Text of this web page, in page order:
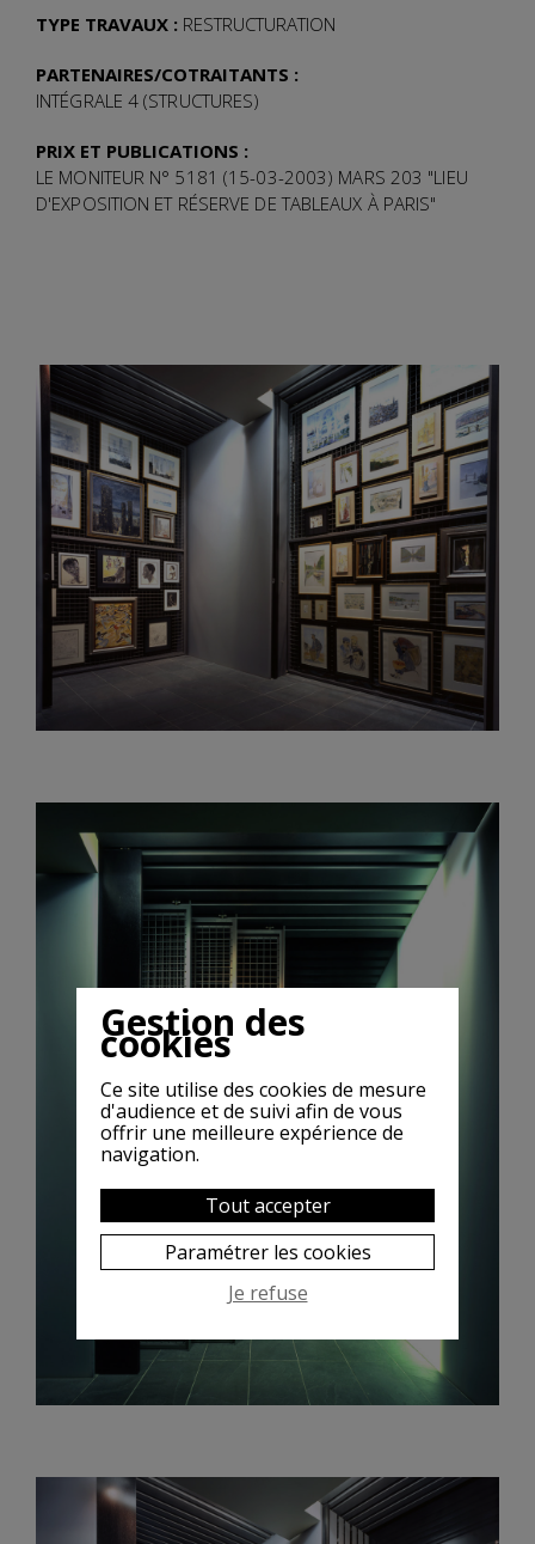
TYPE TRAVAUX : RESTRUCTURATION
PARTENAIRES/COTRAITANTS :
INTÉGRALE 4 (STRUCTURES)
PRIX ET PUBLICATIONS :
LE MONITEUR N° 5181 (15-03-2003) MARS 203 "LIEU
D'EXPOSITION ET RÉSERVE DE TABLEAUX À PARIS"
Gestion des
cookies
Ce site utilise des cookies de mesure
d'audience et de suivi afin de vous
offrir une meilleure expérience de
navigation.
Tout accepter
Paramétrer les cookies
Je refuse